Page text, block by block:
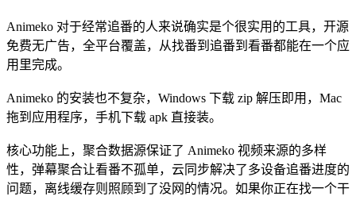
Animeko 对于经常追番的人来说确实是个很实用的工具，开源
免费无广告，全平台覆盖，从找番到追番到看番都能在一个应
用里完成。
Animeko 的安装也不复杂，Windows 下载 zip 解压即用，Mac
拖到应用程序，手机下载 apk 直接装。
核心功能上，聚合数据源保证了 Animeko 视频来源的多样
性，弹幕聚合让看番不孤单，云同步解决了多设备追番进度的
问题，离线缓存则照顾到了没网的情况。如果你正在找一个干